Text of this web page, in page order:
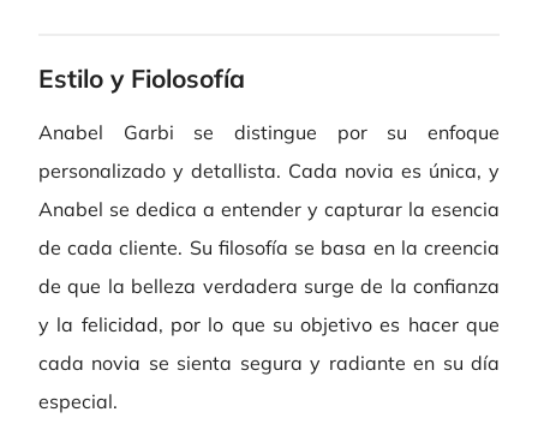
Estilo y Fiolosofía
Anabel Garbi se distingue por su enfoque
personalizado y detallista. Cada novia es única, y
Anabel se dedica a entender y capturar la esencia
de cada cliente. Su filosofía se basa en la creencia
de que la belleza verdadera surge de la confianza
y la felicidad, por lo que su objetivo es hacer que
cada novia se sienta segura y radiante en su día
especial.